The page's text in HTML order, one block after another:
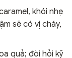
khói nhẹ
sẽ có vị cháy,
quả; đòi hỏi kỹ